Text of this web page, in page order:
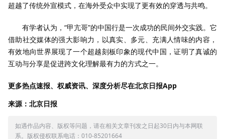
超越了传统外宣模式，在海外受众中实现了更有效的穿透与共鸣。
有学者认为，“甲亢哥”的中国行是一次成功的民间外交实践。它
借助社交媒体的强大影响力，以真实、多元、充满人情味的内容，
有效地向世界展现了一个超越刻板印象的现代中国，证明了真诚的
互动与分享是促进跨文化理解最有力的方式之一。
更多热点速报、权威资讯、深度分析尽在北京日报App
来源：北京日报
如遇作品内容、版权等问题，请在相关文章刊发之日起30日内与本网联
系。版权侵权联系电话：010-85201664